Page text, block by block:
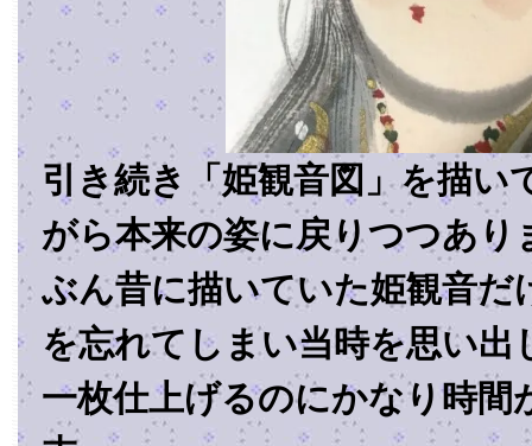
引き続き「姫観音図」を描い
がら本来の姿に戻りつつあり
ぶん昔に描いていた姫観音だ
を忘れてしまい当時を思い出
一枚仕上げるのにかなり時間